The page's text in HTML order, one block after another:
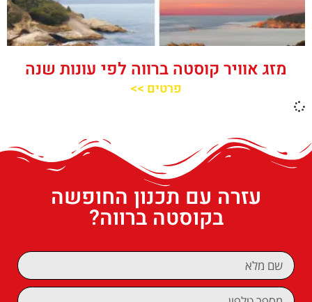
מזג אוויר קוסטה ברווה לפי עונות שנה
פרטים >>
עזרה עם תכנון החופשה
בקוסטה ברווה?